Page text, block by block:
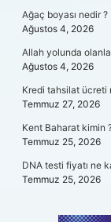
Ağaç boyası nedir ?
Ağustos 4, 2026
Allah yolunda
Ağustos 4, 2026
Kredi tahsilat ücreti
Temmuz 27, 2026
Kent Baharat kimin
Temmuz 25, 2026
DNA testi fiyatı ne
Temmuz 25, 2026